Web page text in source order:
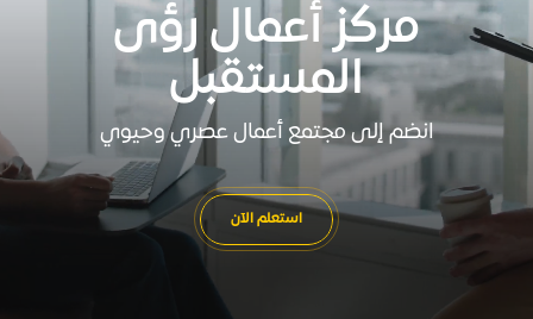
مركز أعمال رؤى
المستقبل
انضم إلى مجتمع أعمال عصري وحيوي
استعلم الآن